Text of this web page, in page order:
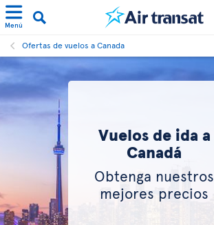
Menú
Ofertas de vuelos a Canada
Vuelos de ida a
Canadá
Obtenga nuestros
mejores precios